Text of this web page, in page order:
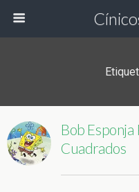
Bob Esponja
Cuadrados